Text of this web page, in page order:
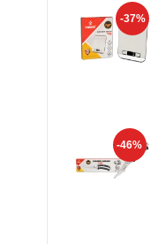
-37%
-46%